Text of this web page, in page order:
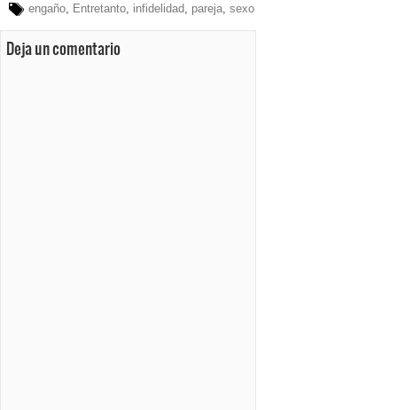
engaño, Entretanto, infidelidad pareja, sexo
Deja un comentario